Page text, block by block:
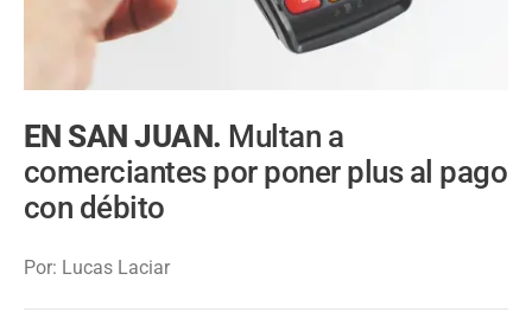
EN SAN JUAN. Multan a
comerciantes por poner plus al pago
con débito
Por: Lucas Laciar